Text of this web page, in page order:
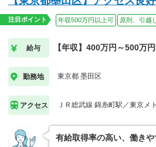
注目ポイント 年収500万円以上可 原則、引越
給与 【年収】400万円～500万
勤務地 東京都 墨田区
アクセス ＪＲ総武線 錦糸町駅／東京メ
有給取得率の高い、働き